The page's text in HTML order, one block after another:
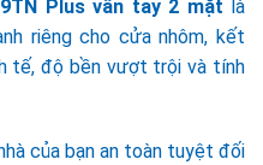
Plus vân tay 2 mặt là
riêng cho cửa nhôm, kết
tế, độ bền vượt trội và tính
của bạn an toàn tuyệt đối